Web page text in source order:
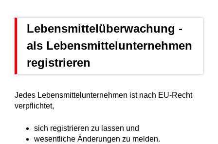
Lebensmittelüberwachung -
als Lebensmittelunternehmen
registrieren
Jedes Lebensmittelunternehmen ist nach EU-Recht
verpflichtet,
sich registrieren zu lassen und
wesentliche Änderungen zu melden.